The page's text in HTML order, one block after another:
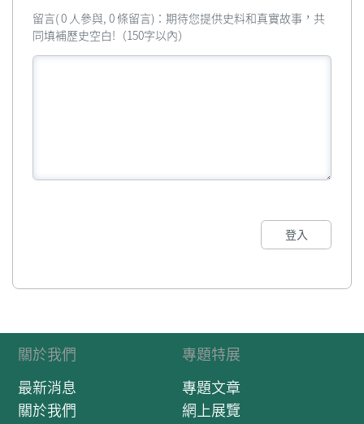
留言( 0 人參與, 0 條留言)：期待您提供史料和真實故事，共
同填補歷史空白!（150字以內）
登入
關於我們
最新消息
關於我們
專題特展
專題文章
網上展覽